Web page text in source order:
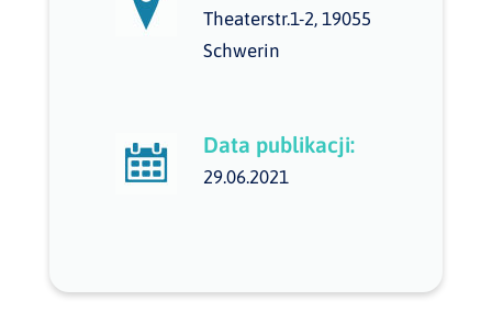
Theaterstr.1-2, 19055
Schwerin
Data publikacji:
29.06.2021